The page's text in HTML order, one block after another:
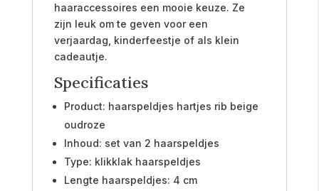
haaraccessoires een mooie keuze. Ze
zijn leuk om te geven voor een
verjaardag, kinderfeestje of als klein
cadeautje.
Specificaties
Product: haarspeldjes hartjes rib beige
oudroze
Inhoud: set van 2 haarspeldjes
Type: klikklak haarspeldjes
Lengte haarspeldjes: 4 cm